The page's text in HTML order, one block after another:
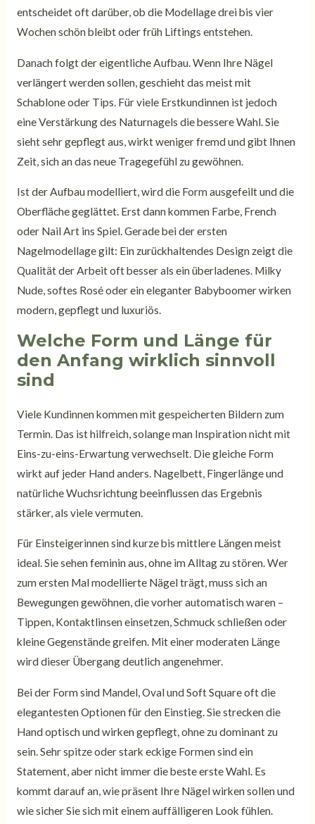
entscheidet oft darüber, ob die Modellage drei bis vier
Wochen schön bleibt oder früh Liftings entstehen.
Danach folgt der eigentliche Aufbau. Wenn Ihre Nägel
verlängert werden sollen, geschieht das meist mit
Schablone oder Tips. Für viele Erstkundinnen ist jedoch
eine Verstärkung des Naturnagels die bessere Wahl. Sie
sieht sehr gepflegt aus, wirkt weniger fremd und gibt Ihnen
Zeit, sich an das neue Tragegefühl zu gewöhnen.
Ist der Aufbau modelliert, wird die Form ausgefeilt und die
Oberfläche geglättet. Erst dann kommen Farbe, French
oder Nail Art ins Spiel. Gerade bei der ersten
Nagelmodellage gilt: Ein zurückhaltendes Design zeigt die
Qualität der Arbeit oft besser als ein überladenes. Milky
Nude, softes Rosé oder ein eleganter Babyboomer wirken
modern, gepflegt und luxuriös.
Welche Form und Länge für
den Anfang wirklich sinnvoll
sind
Viele Kundinnen kommen mit gespeicherten Bildern zum
Termin. Das ist hilfreich, solange man Inspiration nicht mit
Eins-zu-eins-Erwartung verwechselt. Die gleiche Form
wirkt auf jeder Hand anders. Nagelbett, Fingerlänge und
natürliche Wuchsrichtung beeinflussen das Ergebnis
stärker, als viele vermuten.
Für Einsteigerinnen sind kurze bis mittlere Längen meist
ideal. Sie sehen feminin aus, ohne im Alltag zu stören. Wer
zum ersten Mal modellierte Nägel trägt, muss sich an
Bewegungen gewöhnen, die vorher automatisch waren –
Tippen, Kontaktlinsen einsetzen, Schmuck schließen oder
kleine Gegenstände greifen. Mit einer moderaten Länge
wird dieser Übergang deutlich angenehmer.
Bei der Form sind Mandel, Oval und Soft Square oft die
elegantesten Optionen für den Einstieg. Sie strecken die
Hand optisch und wirken gepflegt, ohne zu dominant zu
sein. Sehr spitze oder stark eckige Formen sind ein
Statement, aber nicht immer die beste erste Wahl. Es
kommt darauf an, wie präsent Ihre Nägel wirken sollen und
wie sicher Sie sich mit einem auffälligeren Look fühlen.